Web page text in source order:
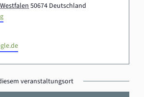
50674 Deutschland
veranstaltungsort